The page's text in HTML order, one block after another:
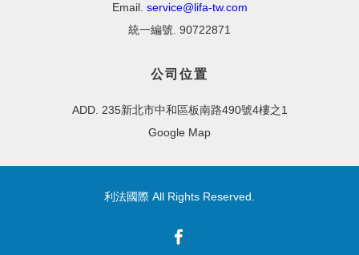
Email. service@lifa-tw.com
統一編號. 90722871
公司位置
ADD. 235新北市中和區板南路490號4樓之1
Google Map
利法國際 All Rights Reserved.